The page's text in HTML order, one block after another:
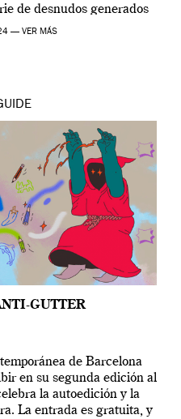
de desnudos generados
— VER MÁS
GUTTER
de Barcelona
en su segunda edición al
la autoedición y la
La entrada es gratuita, y